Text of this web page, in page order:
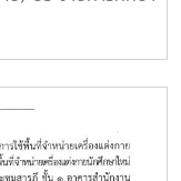
ณะ วิทยาลัย ของ